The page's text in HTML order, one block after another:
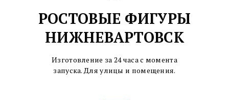
РОСТОВЫЕ ФИГУРЫ
НИЖНЕВАРТОВСК
Изготовление за 24 часа с момента
запуска. Для улицы и помещения.